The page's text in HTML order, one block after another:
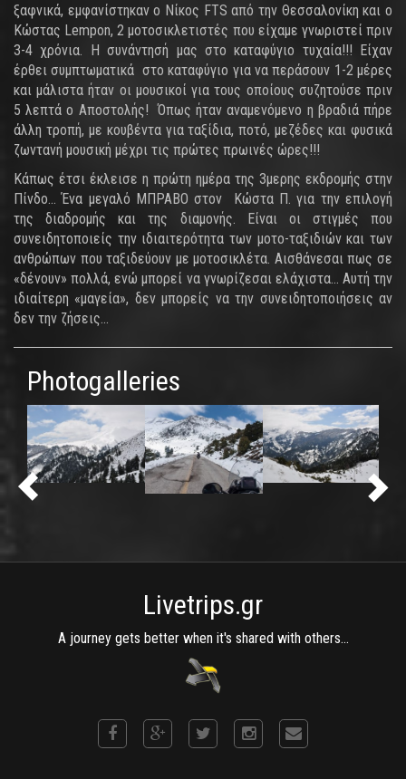
ξαφνικά, εμφανίστηκαν ο Νίκος FTS από την Θεσσαλονίκη και ο
Κώστας Lempon, 2 μοτοσικλετιστές που είχαμε γνωριστεί πριν
3-4 χρόνια. Η συνάντησή μας στο καταφύγιο τυχαία!!! Είχαν
έρθει συμπτωματικά στο καταφύγιο για να περάσουν 1-2 μέρες
και μάλιστα ήταν οι μουσικοί για τους οποίους συζητούσε πριν
5 λεπτά ο Αποστολής! Όπως ήταν αναμενόμενο η βραδιά πήρε
άλλη τροπή, με κουβέντα για ταξίδια, ποτό, μεζέδες και φυσικά
ζωντανή μουσική μέχρι τις πρώτες πρωινές ώρες!!!
Κάπως έτσι έκλεισε η πρώτη ημέρα της 3μερης εκδρομής στην
Πίνδο... Ένα μεγαλό ΜΠΡΑΒΟ στον Κώστα Π. για την επιλογή
της διαδρομής και της διαμονής. Είναι οι στιγμές που
συνειδητοποιείς την ιδιαιτερότητα των μοτο-ταξιδιών και των
ανθρώπων που ταξιδεύουν με μοτοσικλέτα. Αισθάνεσαι πως σε
«δένουν» πολλά, ενώ μπορεί να γνωρίζεσαι ελάχιστα... Αυτή την
ιδιαίτερη «μαγεία», δεν μπορείς να την συνειδητοποιήσεις αν
δεν την ζήσεις...
Photogalleries
Livetrips.gr
A journey gets better when it's shared with others...